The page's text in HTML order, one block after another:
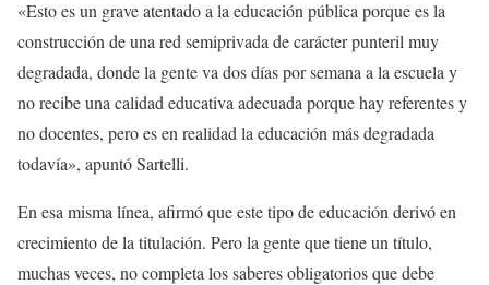
«Esto es un grave atentado a la educación pública porque es la
construcción de una red semiprivada de carácter punteril muy
degradada, donde la gente va dos días por semana a la escuela y
no recibe una calidad educativa adecuada porque hay referentes y
no docentes, pero es en realidad la educación más degradada
todavía», apuntó Sartelli.
En esa misma línea, afirmó que este tipo de educación derivó en
crecimiento de la titulación. Pero la gente que tiene un título,
muchas veces, no completa los saberes obligatorios que debe